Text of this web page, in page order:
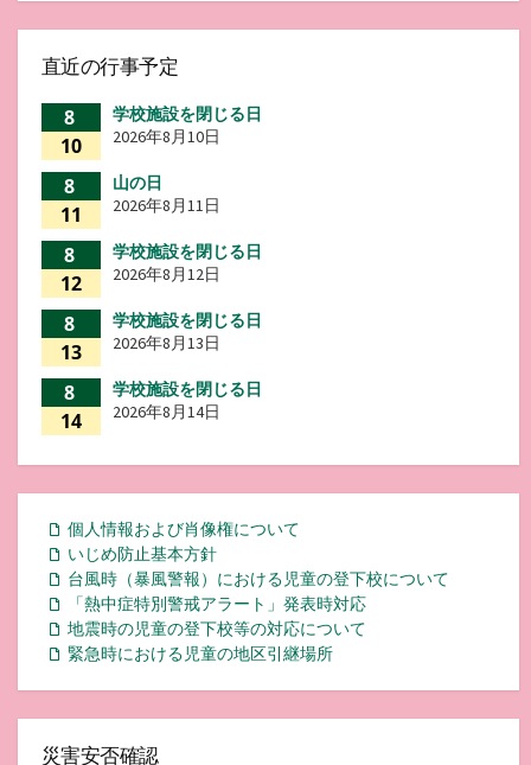
直近の行事予定
8
10
学校施設を閉じる日
2026年8月10日
8
11
山の日
2026年8月11日
8
12
学校施設を閉じる日
2026年8月12日
8
13
学校施設を閉じる日
2026年8月13日
8
14
学校施設を閉じる日
2026年8月14日
個人情報および肖像権について
いじめ防止基本方針
台風時（暴風警報）における児童の登下校について
「熱中症特別警戒アラート」発表時対応
地震時の児童の登下校等の対応について
緊急時における児童の地区引継場所
災害安否確認